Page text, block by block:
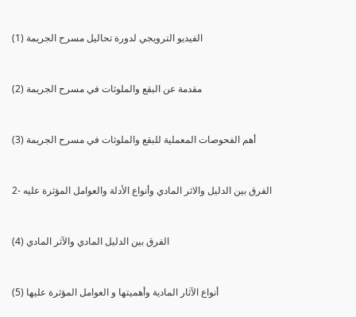
(1) الفيديو الترويجي لدورة تحاليل مسرح الجريمة
(2) مقدمة عن البقع والملوثات في مسرح الجريمة
(3) أهم الفحوصات المعملية للبقع والملوثات في مسرح الجريمة
2- الفرق بين الدليل والاثر المادي وأنواع الأدلة والعوامل المؤثرة عليه
(4) الفرق بين الدليل المادي والآثر المادي
(5) أنواع الآثار المادية وأهميتها و العوامل المؤثرة عليها